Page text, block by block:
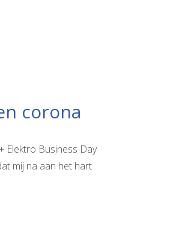
corona
Elektro Business Day
mij na aan het hart